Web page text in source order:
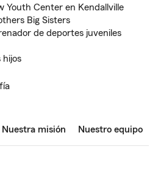
Youth Center en Kendallville
Big Sisters
de deportes juveniles
hijos
Nuestra misión Nuestro equipo